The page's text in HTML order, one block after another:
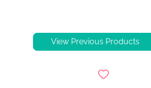
View Previous Products